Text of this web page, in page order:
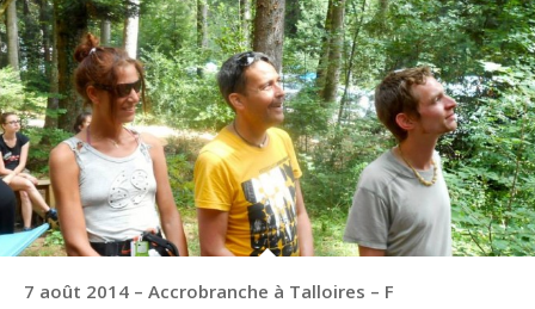
7 août 2014 – Accrobranche à Talloires – F